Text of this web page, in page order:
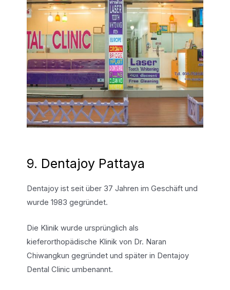
9. Dentajoy Pattaya
Dentajoy ist seit über 37 Jahren im Geschäft und
wurde 1983 gegründet.
Die Klinik wurde ursprünglich als
kieferorthopädische Klinik von Dr. Naran
Chiwangkun gegründet und später in Dentajoy
Dental Clinic umbenannt.